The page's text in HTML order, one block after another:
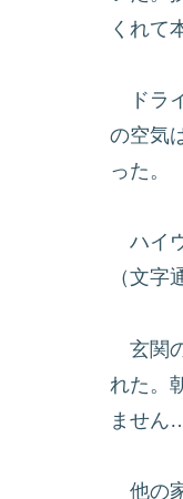
くれて
ドラ
の空気
った。
ハイ
（文
玄関
れた。
ません
他の